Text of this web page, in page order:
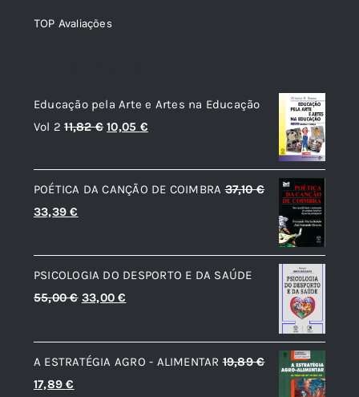
TOP Avaliações
Educação pela Arte e Artes na Educação
Vol 2 11,82€ O
original
era:
10,05 €O
atual
é:
POÉTICA DA CANÇÃO DE COIMBRA 37,10€
O
original
era:
37,10 €.
33,39€
atual
é:
33,39 €.
PSICOLOGIA DO DESPORTO E DA SAÚDE
55,00€ O
original
era:
33,00€
atual
é:
A ESTRATÉGIA AGRO - ALIMENTAR 19,89€
O
17,89€